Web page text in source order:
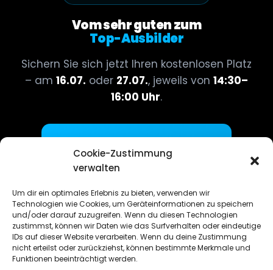
Cookie-Zustimmung
verwalten
Um dir ein optimales Erlebnis zu bieten, verwenden wir
Technologien wie Cookies, um Geräteinformationen zu speichern
und/oder darauf zuzugreifen. Wenn du diesen Technologien
zustimmst, können wir Daten wie das Surfverhalten oder eindeutige
IDs auf dieser Website verarbeiten. Wenn du deine Zustimmung
nicht erteilst oder zurückziehst, können bestimmte Merkmale und
Funktionen beeinträchtigt werden.
Vom sehr guten zum
Top-Ausbilder
Sichern Sie sich jetzt Ihren kostenlosen Platz
– am 16.07. oder 27.07., jeweils von 14:30–
16:00 Uhr.
Anmeldung empfohlen